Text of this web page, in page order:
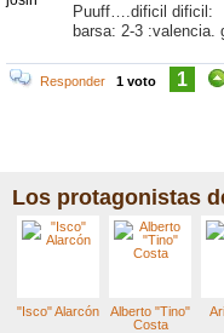
Puuff….dificil dificil:
barsa: 2-3 :valencia.
Responder 1 voto 1
Los protagonistas
"Isco" Alarcón
Alberto "Tino"
Costa